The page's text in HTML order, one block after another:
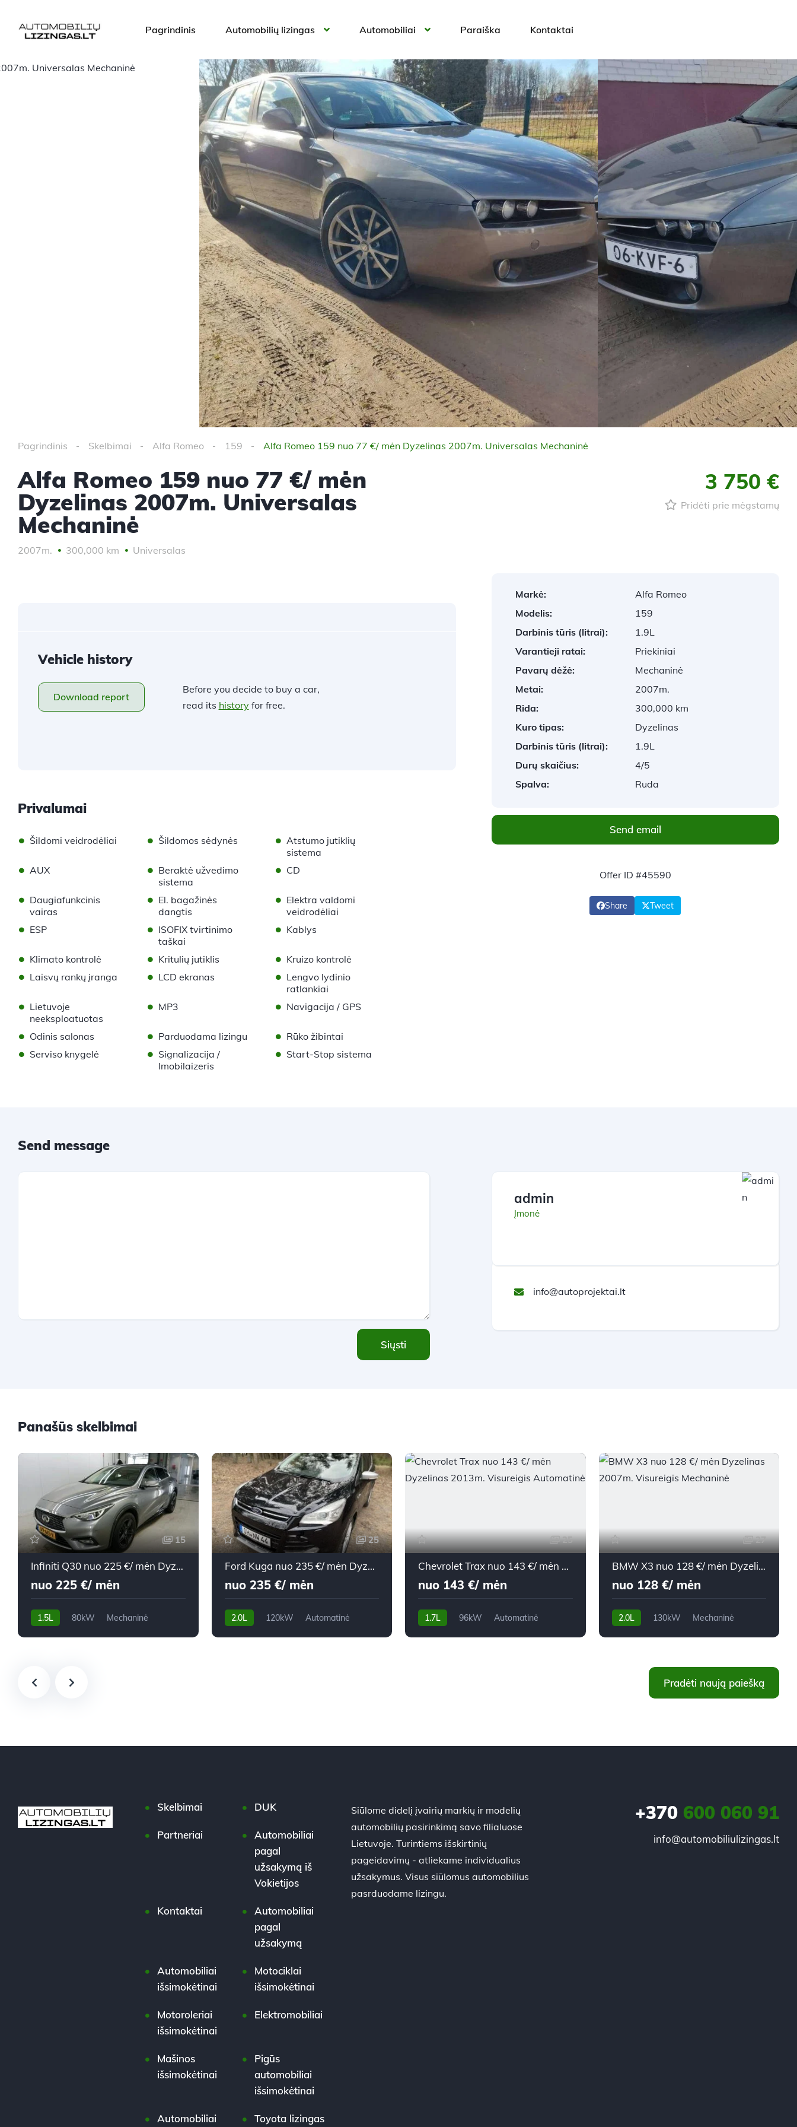
Pagrindinis Automobilių lizingas Automobiliai Paraiška Kontaktai
Pagrindinis Skelbimai Alfa Romeo 159 Alfa Romeo 159 nuo 77 €/ mėn Dyzelinas 2007m. Universalas Mechaninė
Alfa Romeo 159 nuo 77 €/ mėn
Dyzelinas 2007m. Universalas
Mechaninė
2007m. 300,000 km Universalas
3 750 €
Pridėti prie mėgstamų
Vehicle history
Download report
Before you decide to buy a car,
read its historyfor free.
Privalumai
• Šildomi veidrodėliai • Šildomos sėdynės • Atstumo jutiklių
sistema
• AUX • Beraktė užvedimo
sistema
• CD
• Daugiafunkcinis
vairas
• El. bagažinės
dangtis
• Elektra valdomi
veidrodėliai
• ESP • ISOFIX tvirtinimo
taškai
• Kablys
• Klimato kontrolė • Kritulių jutiklis • Kruizo kontrolė
• Laisvų rankų įranga • LCD ekranas • Lengvo lydinio
ratlankiai
• Lietuvoje
neeksploatuotas
• MP3 • Navigacija / GPS
• Odinis salonas • Parduodama lizingu • Rūko žibintai
• Serviso knygelė • Signalizacija /
Imobilaizeris
• Start-Stop sistema
Markė:
Alfa Romeo
Modelis:
159
Darbinis tūris (litrai):
1.9L
Varantieji ratai:
Priekiniai
Pavarų dėžė:
Mechaninė
Metai:
2007m.
Rida:
300,000 km
Kuro tipas:
Dyzelinas
Darbinis tūris (litrai):
1.9L
Durų skaičius:
4/5
Spalva:
Ruda
Send email
Offer ID #45590
Share Tweet
Send message
Siųsti
admin
Įmonė
info@autoprojektai.lt
Panašūs skelbimai
15
Infiniti Q30 nuo 225 €/ mėn Dyzelinas 2019m. Visureigis Mechaninė
nuo 225 €/ mėn
1.5L 80kW
Mechaninė
25
Ford Kuga nuo 235 €/ mėn Dyzelinas 2014m. Visureigis Automatinė
nuo 235 €/ mėn
2.0L 120kW
Automatinė
25
Chevrolet Trax nuo 143 €/ mėn Dyzelinas 2013m. Visureigis Automatinė
nuo 143 €/ mėn
1.7L 96kW
Automatinė
27
BMW X3 nuo 128 €/ mėn Dyzelinas 2007m. Visureigis Mechaninė
nuo 128 €/ mėn
2.0L 130kW
Mechaninė
Pradėti naują paiešką
Skelbimai DUK
Partneriai
Automobiliai
pagal
užsakymą iš
Vokietijos
Kontaktai
Automobiliai
pagal
užsakymą
Automobiliai
išsimokėtinai
Motociklai
išsimokėtinai
Motoroleriai
išsimokėtinai
Elektromobiliai
Mašinos
išsimokėtinai
Pigūs
automobiliai
išsimokėtinai
Automobiliai Toyota lizingas
Siūlome didelį įvairių markių ir modelių
automobilių pasirinkimą savo filialuose
Lietuvoje. Turintiems išskirtinių
pageidavimų - atliekame individualius
užsakymus. Visus siūlomus automobilius
pasrduodame lizingu.
+370600 060 91
info@automobiliulizingas.lt